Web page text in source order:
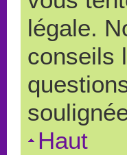
légale.
conseils
Haut